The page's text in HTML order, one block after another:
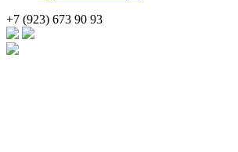
+7 (923) 673 90 93